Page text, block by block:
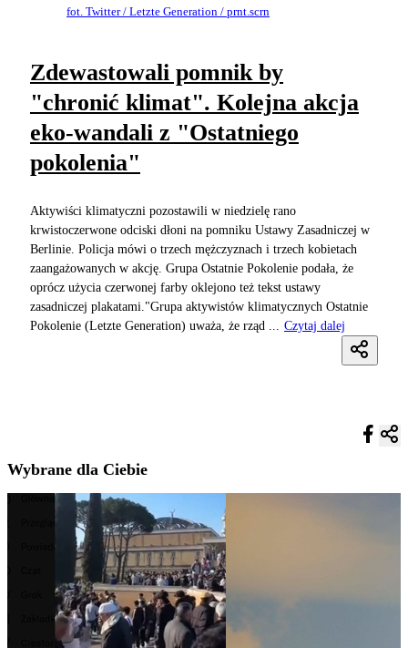
fot. Twitter / Letzte Generation / prnt.scrn
Zdewastowali pomnik by
"chronić klimat". Kolejna akcja
eko-wandali z "Ostatniego
pokolenia"
Aktywiści klimatyczni pozostawili w niedzielę rano
krwistoczerwone odciski dłoni na pomniku Ustawy Zasadniczej w
Berlinie. Policja mówi o trzech mężczyznach i trzech kobietach
zaangażowanych w akcję. Grupa Ostatnie Pokolenie podała, że
oprócz użycia czerwonej farby oklejono też tekst ustawy
zasadniczej plakatami."Grupa aktywistów klimatycznych Ostatnie
Pokolenie (Letzte Generation) uważa, że rząd ...
Czytaj dalej
Wybrane dla Ciebie